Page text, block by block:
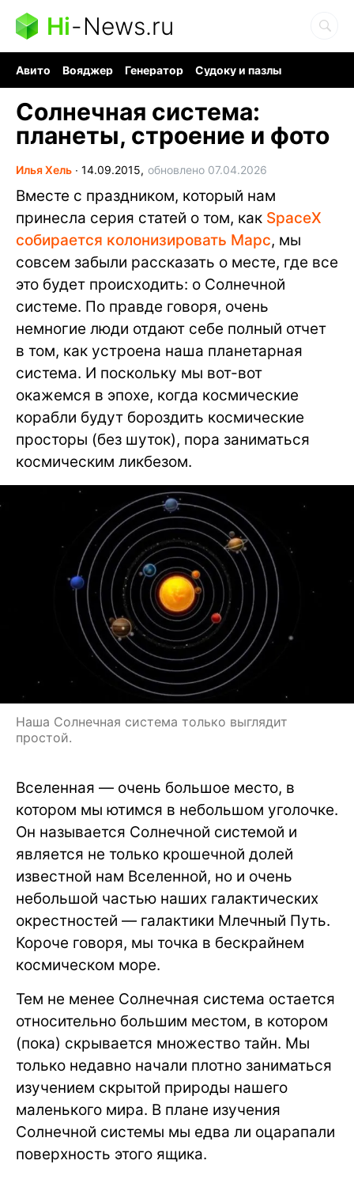
Hi-News.ru
Авито Вояджер Генератор
Судоку и пазлы
Солнечная система:
планеты, строение и фото
Илья Хель ∙ 14.09.2015, обновлено 07.04.2026
Вместе с праздником, который нам
принесла серия статей о том, как SpaceX
собирается колонизировать Марс, мы
совсем забыли рассказать о месте, где все
это будет происходить: о Солнечной
системе. По правде говоря, очень
немногие люди отдают себе полный отчет
в том, как устроена наша планетарная
система. И поскольку мы вот-вот
окажемся в эпохе, когда космические
корабли будут бороздить космические
просторы (без шуток), пора заниматься
космическим ликбезом.
Наша Солнечная система только выглядит
простой.
Вселенная — очень большое место, в
котором мы ютимся в небольшом уголочке.
Он называется Солнечной системой и
является не только крошечной долей
известной нам Вселенной, но и очень
небольшой частью наших галактических
окрестностей — галактики Млечный Путь.
Короче говоря, мы точка в бескрайнем
космическом море.
Тем не менее Солнечная система остается
относительно большим местом, в котором
(пока) скрывается множество тайн. Мы
только недавно начали плотно заниматься
изучением скрытой природы нашего
маленького мира. В плане изучения
Солнечной системы мы едва ли оцарапали
поверхность этого ящика.